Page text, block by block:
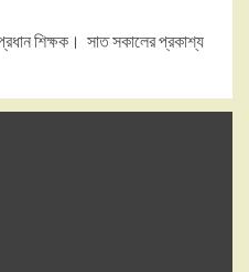
শিক্ষক। সাত সকালের প্রকাশ্য